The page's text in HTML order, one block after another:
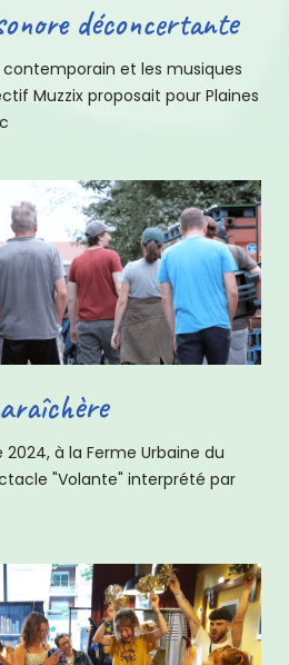
déconcertante
contemporain et les musiques
Muzzix proposait pour Plaines
à la Ferme Urbaine du
"Volante" interprété par